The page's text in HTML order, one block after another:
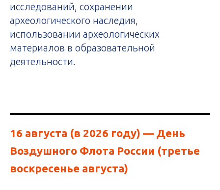
исследований, сохранении
археологического наследия,
использовании археологических
материалов в образовательной
деятельности.
16 августа (в 2026 году) — День
Воздушного Флота России (третье
воскресенье августа)